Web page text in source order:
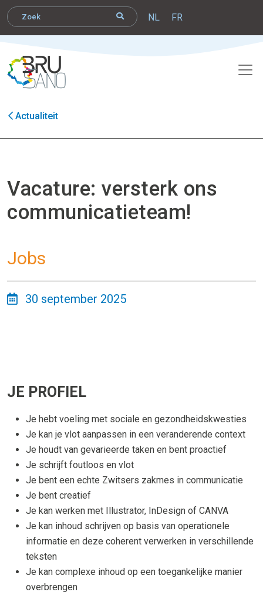
NL FR
Actualiteit
Vacature: versterk ons
communicatieteam!
Jobs
30 september 2025
JE PROFIEL
Je hebt voeling met sociale en gezondheidskwesties
Je kan je vlot aanpassen in een veranderende context
Je houdt van gevarieerde taken en bent proactief
Je schrijft foutloos en vlot
Je bent een echte Zwitsers zakmes in communicatie
Je bent creatief
Je kan werken met Illustrator, InDesign of CANVA
Je kan inhoud schrijven op basis van operationele
informatie en deze coherent verwerken in verschillende
teksten
Je kan complexe inhoud op een toegankelijke manier
overbrengen